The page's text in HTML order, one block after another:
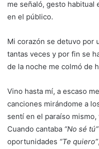
me señaló, gesto habitual
en el público.
Mi corazón se detuvo por
tantas veces y por fin se
de la noche me colmó de
Vino hasta mí, a escaso
canciones mirándome a
sentí en el paraíso
Cuando cantaba “No sé tú”
oportunidades “Te quiero”